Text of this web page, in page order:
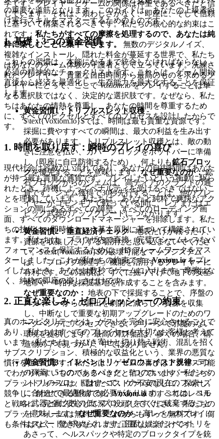
の重要な道筋となります。このガイドは、あなたの上級者向
け実行スキルをマスターするためのものです。
1. 基礎：3つの黄金習慣
これらの習慣は、本能になるまで統合しなければならない、
必須の精神的なチェックリストです。これらは、ゲーム開始
直後から経済を最適化し、生存能力を最大化することを保証
します。
黄金習慣1：トリプルスレット収穫-
$\text{Voxiom.io}$では、時間は最も貴重な資源です。
採掘に費やすすべての瞬間は、最大の利益を生み出す
必要があります。トリプルスレット収穫とは、敵の動
きに注意を払い、カバーブロックをホットバーに準備
し（即座に自己防衛するため）、何よりも鉱石ブロッ
クを優先することを意味します。なぜ重要なのか：鉱
石ブロックからのジェムは、高ティアのクラフトの通
貨です。ジェム獲得で30秒先行することは、他のプレ
イヤーがコモンギアで戦っている間に、レアまたはエ
ピック武器のアップグレードにつながります。
黄金習慣2：垂直経済チェック- 地表だけが戦ったり、
資源を収集したりする場所だと思い込まないでくださ
い。$\text{Voxiom.io}$の破壊可能なマップシステム
は、「ブロック物理学」機能を活用するプレイヤーに
有利です。この習慣は、すぐに掘り下げて地下の安全
地帯や一時的な採掘基地を作成することを含みます。
なぜ重要なのか： 地表の下で採掘することで、序盤の
スナイパーからの露出を劇的に減らし、資源を収集
し、中断なしで重要な初期アップグレードのためのワ
ークベンチにアクセスできる、クリーンで邪魔のない
環境を提供します。最高の戦利品は、多くの場合、構
造物の下で見つかり、中ではありません。
黄金習慣3：インベントリ・ゼロウェイスト規律- 5つ
の弾薬、5つのバックパック、5つのホットバーインベ
ントリのスロットはすべて、ゲームの現在のフェーズ
に合わせて最適化する必要があります。これは、コモ
ン武器と耐久性の低いブロックをすぐに破棄すること
を意味します。なぜ重要なのか：高レベルのプレイに
はスピードが求められます。混乱したインベントリを
あさって、ヘルスパックや特定のブロックタイプを銃
学です。プレイヤーとゲームの関係は神聖であるべきだと信
じています。それは、煩わしさがなく、即座に、そして信頼
に基づいて構築されるべきです。私たちの核心的な約束はこ
れです： 私たちがすべての摩擦を処理するので、あなたは純
粋に楽しむことに集中できます。
無数のデジタルノイズ、
複雑なインストール、隠れた料金が蔓延する世界で、私たち
はあなたのゲーム体験の守護者として立っています。洗練さ
れたプレイヤー、貴重な自由時間から最高のものを求めるプ
レイヤーにとって、ここでVoxiom.ioをプレイすることは単
なる選択肢ではなく、決定的な選択肢です。なぜなら、私た
ちはあなたの情熱を尊重し、あなたの時間を尊重するため
に、すべてのピクセルとすべてのプロセスを設計したからで
す。
1. 時間を取り戻す：瞬時のプレイの喜び
現代社会は容赦ない流れであり、あなたの自由時間はあなた
が持つ最も貴重な通貨です。プレイしたいという衝動に駆ら
れたとき、待機によってペナルティを受けるべきではないこ
とを理解しています。私たちは、あなたと純粋で爽快なアク
ションの間にあるすべての障壁、すべてのローディング画
面、すべてのダウンロードマネージャーを排除します。私た
ちの技術は、即時性という基本原則に基づいて構築されてい
ます。私たちは、ブラウザ内で直接、完璧でシームレスなパ
フォーマンスを保証するために、H5 フレームワークをマス
ターしました。これが私たちの約束です：Voxiom.ioをプレ
イしたいとき、あなたは数秒でゲームに入ります。摩擦はな
く、純粋で即座の楽しさだけです。
2. 正直な楽しみ：ゼロプレッシャーの約束
真のホスピタリティとは、ゲストを完全に安心させることで
あり、私たちはすべてのプレイヤーを大切なお客様と考えて
います。私たちは、おびき寄せと切り替え戦術、混乱を招く
サブスクリプション、積極的な収益化という、業界の悪質な
慣行を拒否します。私たちは、ゲームの喜びはアクセス可能
でわかりやすいものであるべきだと信じています。私たちの
プラットフォームは、隠れたコストの不安なしに、探索し、
競争し、創造できる聖域です。Voxiom.io のすべてのレベル
と戦略に、完全に安心して深く没頭してください。私たちの
プラットフォームは無料で、これからもずっと無料です。何
も条件はなく、驚きもなく、ただ正直な娯楽だけです。